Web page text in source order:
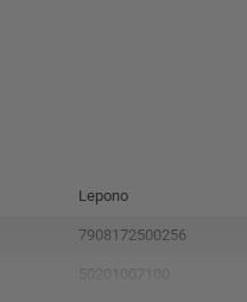
Lepono
7908172500256